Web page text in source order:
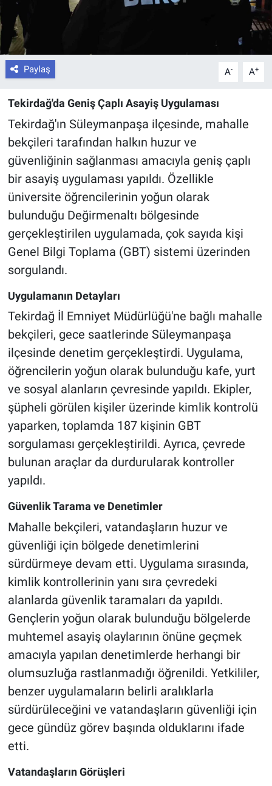
Paylaş A- A+
Tekirdağ'da Geniş Çaplı Asayiş Uygulaması
Tekirdağ'ın Süleymanpaşa ilçesinde, mahalle
bekçileri tarafından halkın huzur ve
güvenliğinin sağlanması amacıyla geniş çaplı
bir asayiş uygulaması yapıldı. Özellikle
üniversite öğrencilerinin yoğun olarak
bulunduğu Değirmenaltı bölgesinde
gerçekleştirilen uygulamada, çok sayıda kişi
Genel Bilgi Toplama (GBT) sistemi üzerinden
sorgulandı.
Uygulamanın Detayları
Tekirdağ İl Emniyet Müdürlüğü'ne bağlı mahalle
bekçileri, gece saatlerinde Süleymanpaşa
ilçesinde denetim gerçekleştirdi. Uygulama,
öğrencilerin yoğun olarak bulunduğu kafe, yurt
ve sosyal alanların çevresinde yapıldı. Ekipler,
şüpheli görülen kişiler üzerinde kimlik kontrolü
yaparken, toplamda 187 kişinin GBT
sorgulaması gerçekleştirildi. Ayrıca, çevrede
bulunan araçlar da durdurularak kontroller
yapıldı.
Güvenlik Tarama ve Denetimler
Mahalle bekçileri, vatandaşların huzur ve
güvenliği için bölgede denetimlerini
sürdürmeye devam etti. Uygulama sırasında,
kimlik kontrollerinin yanı sıra çevredeki
alanlarda güvenlik taramaları da yapıldı.
Gençlerin yoğun olarak bulunduğu bölgelerde
muhtemel asayiş olaylarının önüne geçmek
amacıyla yapılan denetimlerde herhangi bir
olumsuzluğa rastlanmadığı öğrenildi. Yetkililer,
benzer uygulamaların belirli aralıklarla
sürdürüleceğini ve vatandaşların güvenliği için
gece gündüz görev başında olduklarını ifade
etti.
Vatandaşların Görüşleri